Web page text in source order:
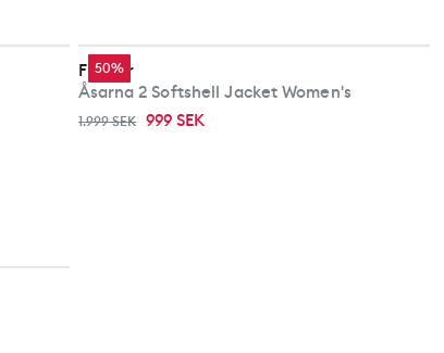
50%
Fischer
Åsarna 2 Softshell Jacket Women's
1.999 SEK 999 SEK